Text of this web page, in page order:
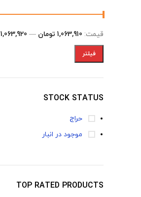
فیلتر
قیمت: 1,063,910 تومان — 1,063,920 تومان
STOCK STATUS
حراج
موجود در انبار
TOP RATED PRODUCTS